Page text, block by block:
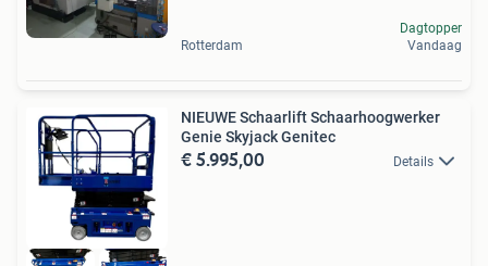
Rotterdam
Dagtopper
Vandaag
NIEUWE Schaarlift Schaarhoogwerker
Genie Skyjack Genitec
€ 5.995,00 Details